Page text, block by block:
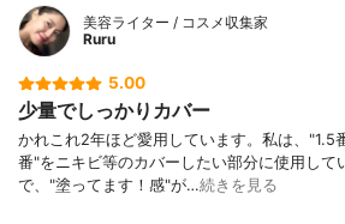
美容ライター / コスメ収集家
Ruru
5.00
少量でしっかりカバー
かれこれ2年ほど愛用しています。私は、"1.5
番"をニキビ等のカバーしたい部分に使用して
で、"塗ってます！感"が…続きを見る